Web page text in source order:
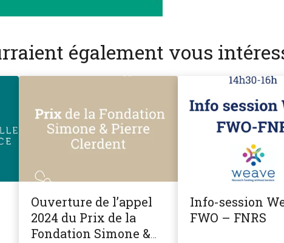
également vous
Ouverture de l’appel
2024 du Prix de la
Fondation Simone &
Info-session
FWO – FNRS